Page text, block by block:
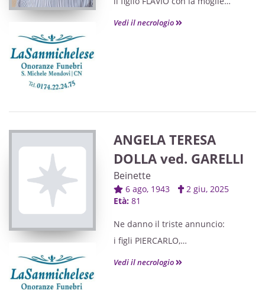
OXANA,
e parenti tutti.
Vedi il necrologio
ANGELA TERESA
DOLLA ved. GARELLI
Beinette
6 ago, 1943
2 giu, 2025
Età: 81
Ne danno il triste annuncio:
i figli PIERCARLO,
MASSIMO con EMANUELA,
Vedi il necrologio